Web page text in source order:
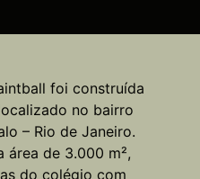
foi construída
no bairro
– Rio de Janeiro.
área de 3.000 m²,
do colégio com